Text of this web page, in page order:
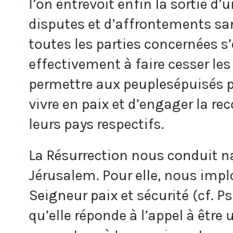
l’on entrevoit enfin la sortie
disputes et d’affrontements
toutes les parties concernées
effectivement à faire cesser
permettre aux peuplesépuisés
vivre en paix et d’engager la
leurs pays respectifs.
La Résurrection nous conduit
Jérusalem. Pour elle, nous
Seigneur paix et sécurité (cf.
qu’elle réponde à l’appel à être